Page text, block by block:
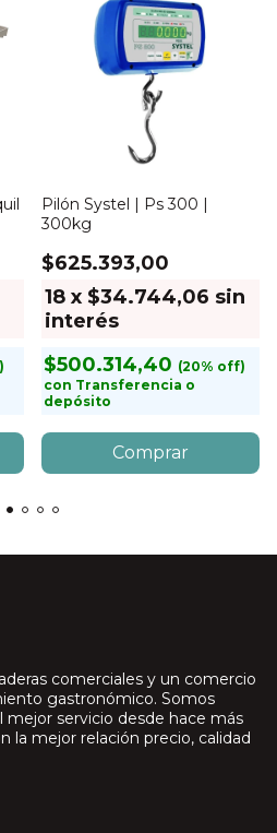
Pilón Systel | Ps 300 |
300kg
$625.393,00
18 x $34.744,06 sin
interés
$500.314,40
con Transferencia o
depósito
comerciales y un comercio
gastronómico. Somos
mejor servicio desde hace más
la mejor relación precio, calidad